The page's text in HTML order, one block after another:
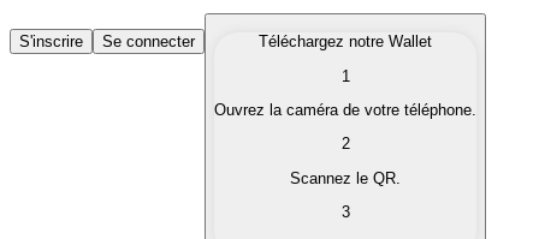
Acheter des Cryptomonnaies
Achetez les cryptomonnaies qui vous intéressent
Convertissez vos cryptomonnaies en monnaie
S'inscrire Se connecter
Téléchargez notre Wallet
1
Ouvrez la caméra de votre téléphone.
2
Scannez le QR.
3